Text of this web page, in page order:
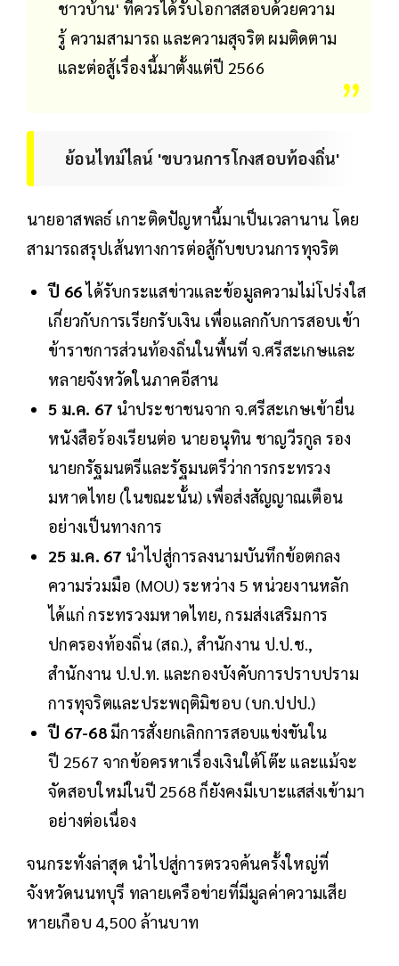
ชาวบ้าน' ที่ควรได้รับโอกาสสอบด้วยความ
รู้ ความสามารถ และความสุจริต ผมติดตาม
และต่อสู้เรื่องนี้มาตั้งแต่ปี 2566
ย้อนไทม์ไลน์ 'ขบวนการโกงสอบท้องถิ่น'
นายอาสพลธ์ เกาะติดปัญหานี้มาเป็นเวลานาน โดย
สามารถสรุปเส้นทางการต่อสู้กับขบวนการทุจริต
ปี 66ได้รับกระแสข่าวและข้อมูลความไม่โปร่งใส
เกี่ยวกับการเรียกรับเงิน เพื่อแลกกับการสอบเข้า
ข้าราชการส่วนท้องถิ่นในพื้นที่ จ.ศรีสะเกษและ
หลายจังหวัดในภาคอีสาน
5 ม.ค. 67 นำประชาชนจาก จ.ศรีสะเกษเข้ายื่น
หนังสือร้องเรียนต่อ นายอนุทิน ชาญวีรกูล รอง
นายกรัฐมนตรีและรัฐมนตรีว่าการกระทรวง
มหาดไทย (ในขณะนั้น) เพื่อส่งสัญญาณเตือน
อย่างเป็นทางการ
25 ม.ค. 67 นำไปสู่การลงนามบันทึกข้อตกลง
ความร่วมมือ (MOU) ระหว่าง 5 หน่วยงานหลัก
ได้แก่ กระทรวงมหาดไทย, กรมส่งเสริมการ
ปกครองท้องถิ่น (สถ.), สำนักงาน ป.ป.ช.,
สำนักงาน ป.ป.ท. และกองบังคับการปราบปราม
การทุจริตและประพฤติมิชอบ (บก.ปปป.)
ปี 67-68มีการสั่งยกเลิกการสอบแข่งขันใน
ปี 2567 จากข้อครหาเรื่องเงินใต้โต๊ะ และแม้จะ
จัดสอบใหม่ในปี 2568 ก็ยังคงมีเบาะแสส่งเข้ามา
อย่างต่อเนื่อง
จนกระทั่งล่าสุด นำไปสู่การตรวจค้นครั้งใหญ่ที่
จังหวัดนนทบุรี ทลายเครือข่ายที่มีมูลค่าความเสีย
หายเกือบ 4,500 ล้านบาท